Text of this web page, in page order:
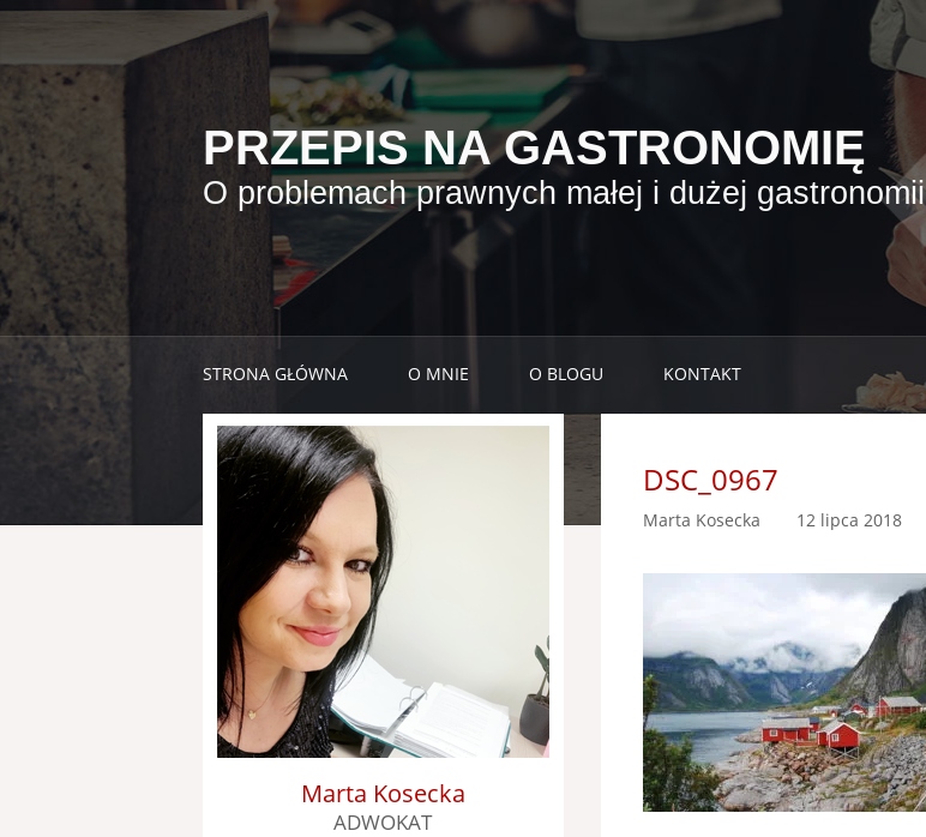
PRZEPIS NA GASTRONOMIĘ
O problemach prawnych małej i dużej gastronomii
STRONA GŁÓWNA O MNIE O BLOGU KONTAKT
DSC_0967
Marta Kosecka 12 lipca 2018
Marta Kosecka
ADWOKAT